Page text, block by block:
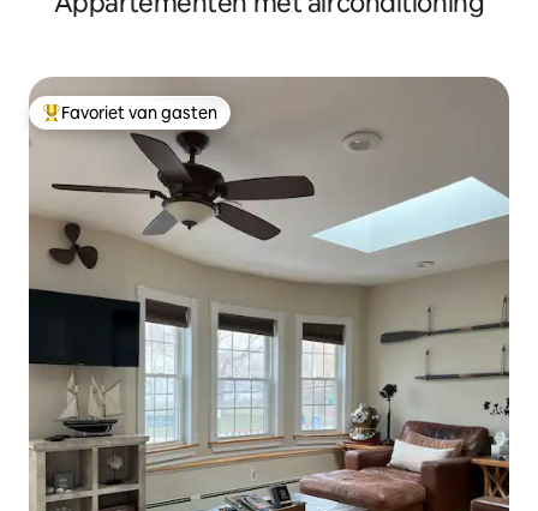
Topfavoriet van gasten
Favoriet van gasten